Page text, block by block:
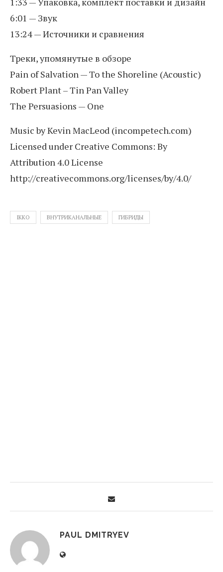
6:01 — Звук
13:24 — Источники и сравнения
Треки, упомянутые в обзоре
Pain of Salvation — To the Shoreline (Acoustic)
Robert Plant – Tin Pan Valley
The Persuasions — One
Music by Kevin MacLeod (incompetech.com)
Licensed under Creative Commons: By
Attribution 4.0 License
http://creativecommons.org/licenses/by/4.0/
IKKO ВНУТРИКАНАЛЬНЫЕ ГИБРИДЫ
PAUL DMITRYEV